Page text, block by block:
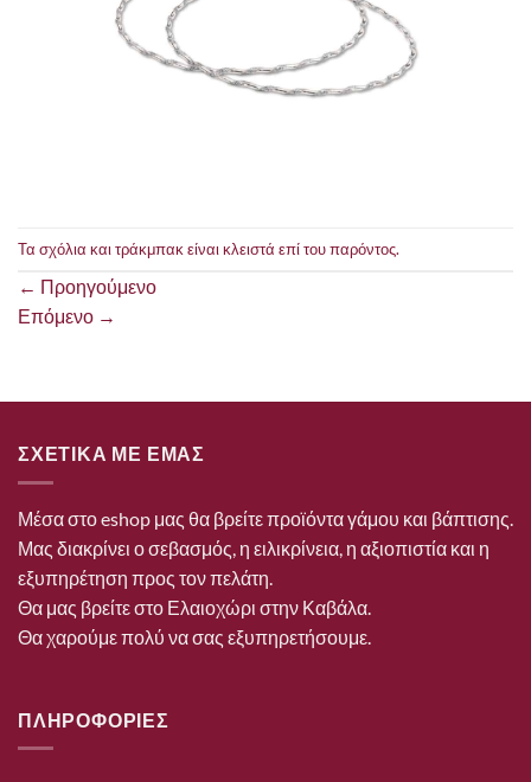
Τα σχόλια και τράκμπακ είναι κλειστά επί του παρόντος.
← Προηγούμενο
Επόμενο →
ΣΧΕΤΙΚΑ ΜΕ ΕΜΑΣ
Μέσα στο eshop μας θα βρείτε προϊόντα γάμου και βάπτισης.
Μας διακρίνει ο σεβασμός, η ειλικρίνεια, η αξιοπιστία και η
εξυπηρέτηση προς τον πελάτη.
Θα μας βρείτε στο Ελαιοχώρι στην Καβάλα.
Θα χαρούμε πολύ να σας εξυπηρετήσουμε.
ΠΛΗΡΟΦΟΡΙΕΣ